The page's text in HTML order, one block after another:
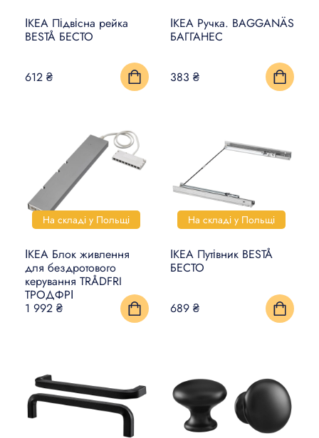
ІКЕА Підвісна рейка
BESTÅ БЕСТО
612 ₴
ІКЕА Ручка. BAGGANÄS
БАГГАНЕС
383 ₴
На складі у Польщі
ІКЕА Блок живлення
для бездротового
керування TRÅDFRI
ТРОДФРІ
1 992 ₴
На складі у Польщі
ІКЕА Путівник BESTÅ
БЕСТО
689 ₴